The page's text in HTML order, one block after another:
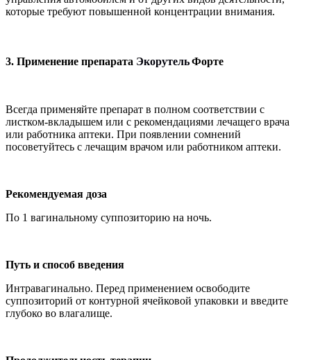
которые требуют повышенной концентрации внимания.
3. Применение препарата ЭкорутельФорте
Всегда применяйте препарат в полном соответствии с
листком-вкладышем или с рекомендациями лечащего врача
или работника аптеки. При появлении сомнений
посоветуйтесь с лечащим врачом или работником аптеки.
Рекомендуемая доза
По 1 вагинальному суппозиторию на ночь.
Путь и способ введения
Интравагинально. Перед применением освободите
суппозиторий от контурной ячейковой упаковки и введите
глубоко во влагалище.